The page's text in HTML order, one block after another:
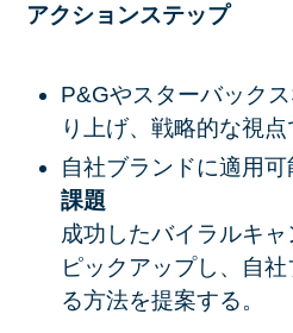
アクションステップ
P&Gやスターバック
り上げ、戦略的な視
自社ブランドに適用
課題
成功したバイラルキ
ピックアップし、自
る方法を提案する。